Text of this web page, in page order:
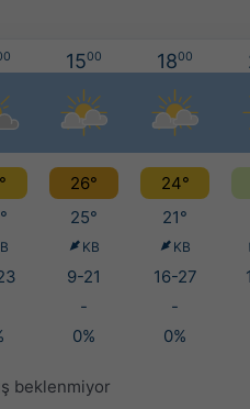
1500 1800
26° 24°
25° 21°
KB KB
9-21 16-27
- -
0% 0%
beklenmiyor